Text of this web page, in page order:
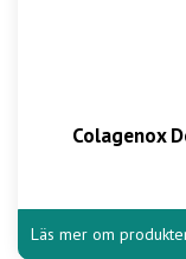
Colagenox
Läs mer om